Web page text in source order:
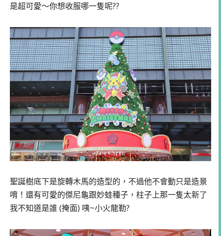
是超可愛～你想收服哪一隻呢??
聖誕樹底下是旋轉木馬的造型的，不過他不會動只是造景
唷！還有可愛的傑尼龜跟妙蛙種子，柱子上那一隻太新了
我不知道是誰 (掩面) 咦~小火龍勒?